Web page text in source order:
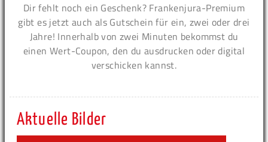
Dir fehlt noch ein Geschenk? Frankenjura-Premium
gibt es jetzt auch als Gutschein für ein, zwei oder drei
Jahre! Innerhalb von zwei Minuten bekommst du
einen Wert-Coupon, den du ausdrucken oder digital
verschicken kannst.
Aktuelle Bilder